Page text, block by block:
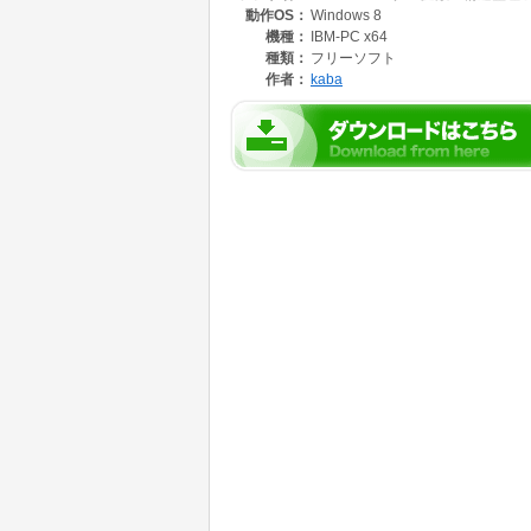
・IF,FOR,SELECT,GOTO,GOSUBがあれば見
・1行2命令語(:で区切られたもの)の行分割
動作OS： Windows 8
機種：
IBM-PC x64
種類： フリーソフト
作者： kaba